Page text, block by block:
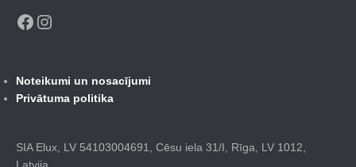
Facebook
Noteikumi un nosacījumi
Privātuma politika
SIA Elux, LV 54103004691, Cēsu iela 31/I, Rīga, LV 1012,